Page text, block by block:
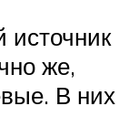
источник
же,
В них